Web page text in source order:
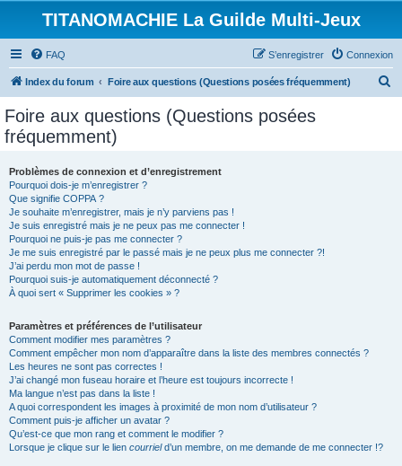
TITANOMACHIE La Guilde Multi-Jeux
FAQ Connexion
S’enregistrer
Index du forum Foire aux questions (Questions posées fréquemment)
Foire aux questions (Questions posées
fréquemment)
Problèmes de connexion et d’enregistrement
Pourquoi dois-je m’enregistrer ?
Que signifie COPPA ?
Je souhaite m’enregistrer, mais je n’y parviens pas !
Je suis enregistré mais je ne peux pas me connecter !
Pourquoi ne puis-je pas me connecter ?
Je me suis enregistré par le passé mais je ne peux plus me connecter ?!
J’ai perdu mon mot de passe !
Pourquoi suis-je automatiquement déconnecté ?
À quoi sert « Supprimer les cookies » ?
Paramètres et préférences de l’utilisateur
Comment modifier mes paramètres ?
Comment empêcher mon nom d’apparaître dans la liste des membres connectés ?
Les heures ne sont pas correctes !
J’ai changé mon fuseau horaire et l’heure est toujours incorrecte !
Ma langue n’est pas dans la liste !
A quoi correspondent les images à proximité de mon nom d’utilisateur ?
Comment puis-je afficher un avatar ?
Qu’est-ce que mon rang et comment le modifier ?
Lorsque je clique sur le lien courrield’un membre, on me demande de me connecter !?